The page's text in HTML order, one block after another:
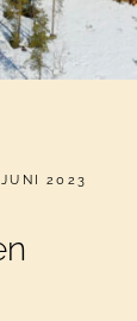
JUNI 2023